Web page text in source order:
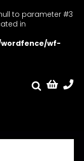
to parameter #3
in
wf-